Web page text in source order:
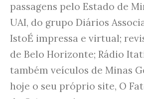
passagens pelo Estado de
UAI, do grupo Diários
IstoÉ impressa e virtual;
de Belo Horizonte; Rádio
também veículos de Minas
hoje o seu próprio site, O